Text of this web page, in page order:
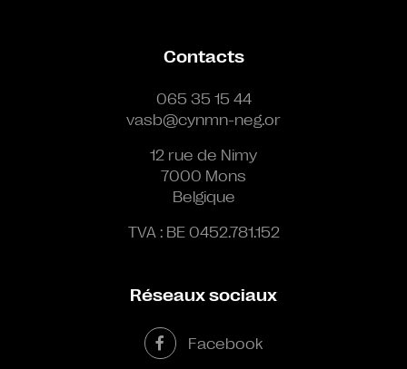
Contacts
065 35 15 44
vasb@cynmn-neg.or
12 rue de Nimy
7000 Mons
Belgique
TVA : BE 0452.781.152
Réseaux sociaux
Facebook